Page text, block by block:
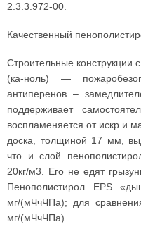
2.3.3.972-00.
Качественный
Строительные конструкции
(ка-ноль) —
антиперенов –
поддерживает
воспламеняется от искр и
доска, толщиной 17 мм,
что и слой
20кг/м3. Его не едят
Пенополистирол EPS
мг/(мЧчЧПа); для
мг/(мЧчЧПа).